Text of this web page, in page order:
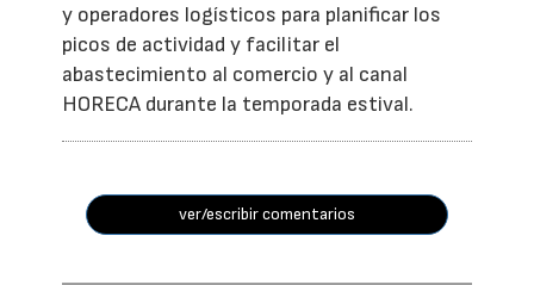
y operadores logísticos para planificar los
picos de actividad y facilitar el
abastecimiento al comercio y al canal
HORECA durante la temporada estival.
ver/escribir comentarios